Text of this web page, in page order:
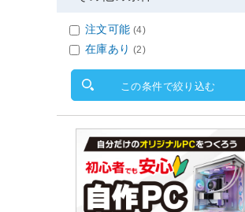
注文可能 (4)
在庫あり (2)
この条件で絞り込む